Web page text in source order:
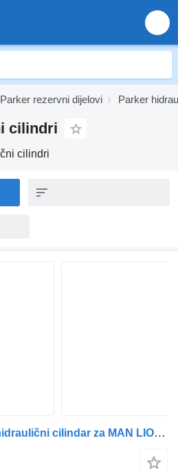
Parker rezervni dijelovi Parker
cilindri
cilindri
Parker 81.74326-6069 hidraulični cilindar za MAN LIONS CITY (01.04-) autobusa